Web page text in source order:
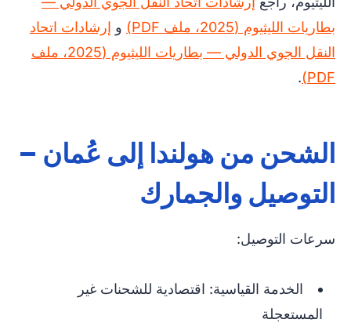
بطاريات الليثيوم (2025، ملف PDF)
و إرشادات اتحاد
النقل الجوي الدولي — بطاريات الليثيوم (2025، ملف
PDF)
.
الشحن من هولندا إلى عُمان –
التوصيل والجمارك
سرعات التوصيل:
الخدمة القياسية: اقتصادية للشحنات غير
المستعجلة